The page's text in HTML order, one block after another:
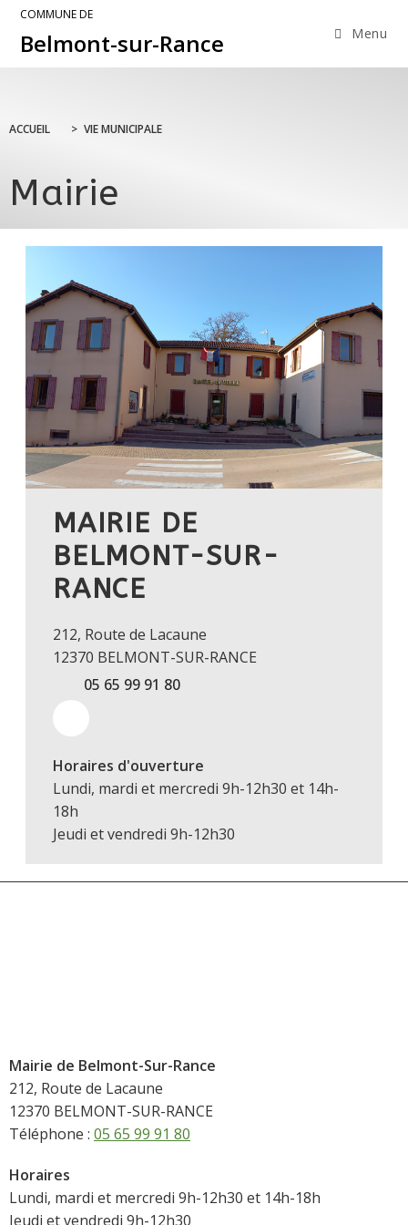
COMMUNE DE
Belmont-sur-Rance Menu
ACCUEIL > VIE MUNICIPALE
Mairie
MAIRIE DE
BELMONT-SUR-
RANCE
212, Route de Lacaune
12370 BELMONT-SUR-RANCE
05 65 99 91 80
Horaires d'ouverture
Lundi, mardi et mercredi 9h-12h30 et 14h-
18h
Jeudi et vendredi 9h-12h30
Mairie de Belmont-Sur-Rance
212, Route de Lacaune
12370 BELMONT-SUR-RANCE
Téléphone : 05 65 99 91 80
Horaires
Lundi, mardi et mercredi 9h-12h30 et 14h-18h
Jeudi et vendredi 9h-12h30